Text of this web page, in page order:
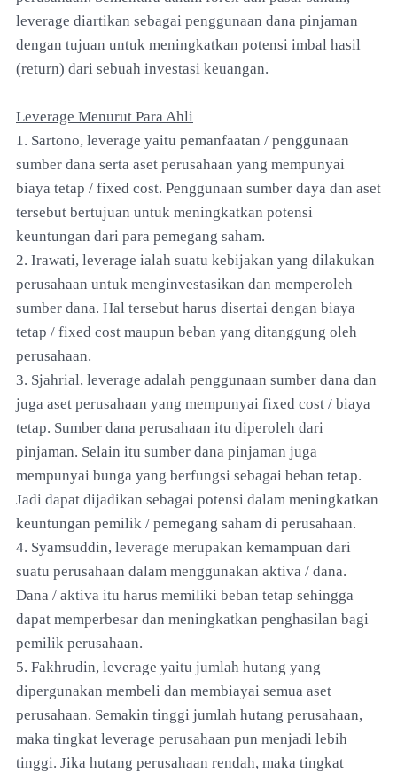
leverage diartikan sebagai penggunaan dana pinjaman
dengan tujuan untuk meningkatkan potensi imbal hasil
(return) dari sebuah investasi keuangan.
Leverage Menurut Para Ahli
1. Sartono, leverage yaitu pemanfaatan / penggunaan
sumber dana serta aset perusahaan yang mempunyai
biaya tetap / fixed cost. Penggunaan sumber daya dan aset
tersebut bertujuan untuk meningkatkan potensi
keuntungan dari para pemegang saham.
2. Irawati, leverage ialah suatu kebijakan yang dilakukan
perusahaan untuk menginvestasikan dan memperoleh
sumber dana. Hal tersebut harus disertai dengan biaya
tetap / fixed cost maupun beban yang ditanggung oleh
perusahaan.
3. Sjahrial, leverage adalah penggunaan sumber dana dan
juga aset perusahaan yang mempunyai fixed cost / biaya
tetap. Sumber dana perusahaan itu diperoleh dari
pinjaman. Selain itu sumber dana pinjaman juga
mempunyai bunga yang berfungsi sebagai beban tetap.
Jadi dapat dijadikan sebagai potensi dalam meningkatkan
keuntungan pemilik / pemegang saham di perusahaan.
4. Syamsuddin, leverage merupakan kemampuan dari
suatu perusahaan dalam menggunakan aktiva / dana.
Dana / aktiva itu harus memiliki beban tetap sehingga
dapat memperbesar dan meningkatkan penghasilan bagi
pemilik perusahaan.
5. Fakhrudin, leverage yaitu jumlah hutang yang
dipergunakan membeli dan membiayai semua aset
perusahaan. Semakin tinggi jumlah hutang perusahaan,
maka tingkat leverage perusahaan pun menjadi lebih
tinggi. Jika hutang perusahaan rendah, maka tingkat